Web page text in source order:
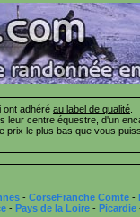
ont adhéré au label de qualité
centre équestre, d'un
le plus bas que vous
- CorseFranche Comte -
- Pays de la Loire- Picardie